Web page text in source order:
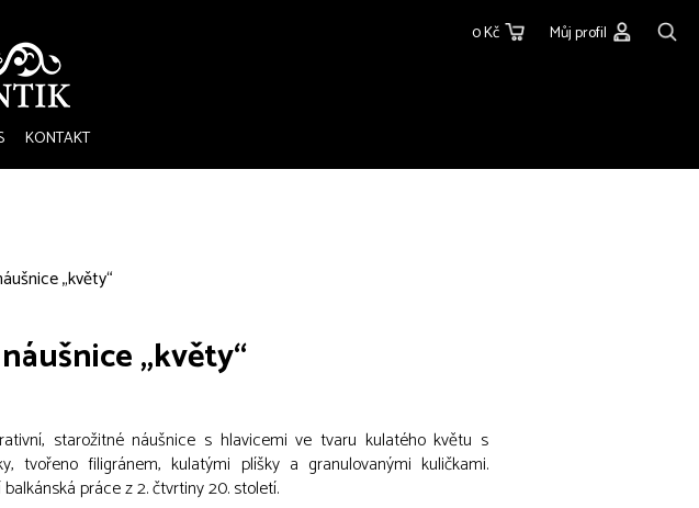
0 Kč Můj profil
KONTAKT
„květy“
„květy“
starožitné náušnice s hlavicemi ve tvaru kulatého květu s
tvořeno filigránem, kulatými plíšky a granulovanými kuličkami.
balkánská práce z 2. čtvrtiny 20. století.